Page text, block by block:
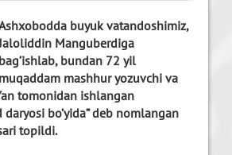
buyuk vatandoshimiz,
Manguberdiga
bag’ishlab, bundan 72 yil
muqaddam mashhur yozuvchi va
tomonidan ishlangan
bo’yida” deb nomlangan
topildi.